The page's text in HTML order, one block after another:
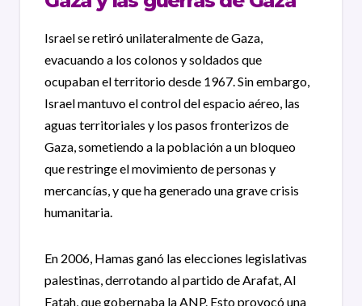
Israel se retiró unilateralmente de Gaza,
evacuando a los colonos y soldados que
ocupaban el territorio desde 1967. Sin embargo,
Israel mantuvo el control del espacio aéreo, las
aguas territoriales y los pasos fronterizos de
Gaza, sometiendo a la población a un bloqueo
que restringe el movimiento de personas y
mercancías, y que ha generado una grave crisis
humanitaria.
En 2006, Hamas ganó las elecciones legislativas
palestinas, derrotando al partido de Arafat, Al
Fatah, que gobernaba la ANP. Esto provocó una